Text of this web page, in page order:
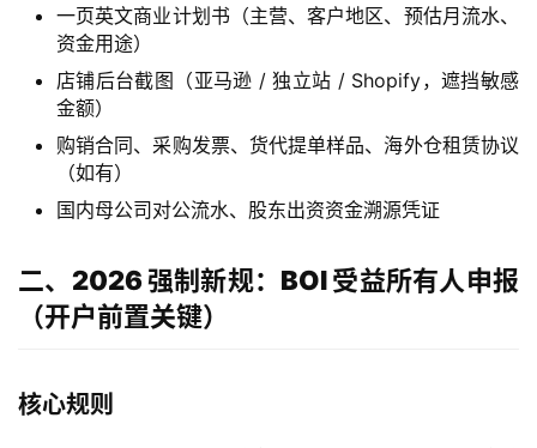
一页英文商业计划书（主营、客户地区、预估月流水、
资金用途）
店铺后台截图（亚马逊 / 独立站 / Shopify，遮挡敏感
金额）
购销合同、采购发票、货代提单样品、海外仓租赁协议
（如有）
国内母公司对公流水、股东出资资金溯源凭证
二、2026 强制新规：BOI 受益所有人申报
（开户前置关键）
核心规则